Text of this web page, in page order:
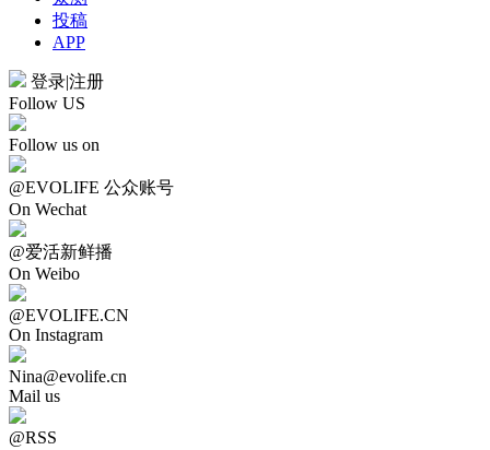
投稿
APP
登录|注册
Follow US
Follow us on
@EVOLIFE 公众账号
On Wechat
@爱活新鲜播
On Weibo
@EVOLIFE.CN
On Instagram
Nina@evolife.cn
Mail us
@RSS